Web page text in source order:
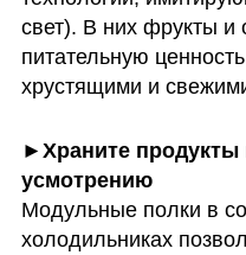
свет). В них фрукты
питательную
хрустящими и
►Храните продукты
усмотрению
Модульные полки в
холодильниках